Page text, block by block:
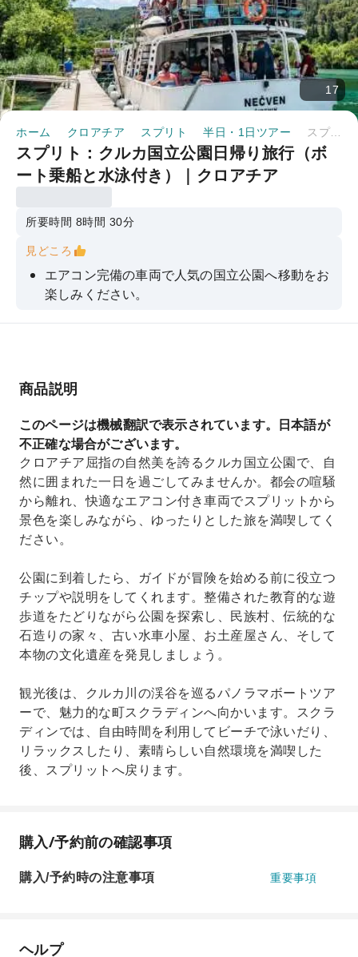
17
ホーム クロアチア スプリト 半日・1日ツアー スプリト：クルカ国立公園日帰り旅行（ボート乗船と水泳付き）｜クロアチア
スプリト：クルカ国立公園日帰り旅行（ボ
ート乗船と水泳付き）｜クロアチア
所要時間 8時間 30分
見どころ
エアコン完備の車両で人気の国立公園へ移動をお
楽しみください。
緑豊かな周囲の景色と石灰棚をお楽しみくださ
う
数々の美しい遊歩道を発見しよう。
魅力的な町スクラディンを散策し、美しい地元の
ビーチで泳ぎましょう。
商品説明
このページは機械翻訳で表示されています。日本語が
不正確な場合がございます。
クロアチア屈指の自然美を誇るクルカ国立公園で、自
然に囲まれた一日を過ごしてみませんか。都会の喧騒
から離れ、快適なエアコン付き車両でスプリットから
景色を楽しみながら、ゆったりとした旅を満喫してく
ださい。
公園に到着したら、ガイドが冒険を始める前に役立つ
チップや説明をしてくれます。整備された教育的な遊
歩道をたどりながら公園を探索し、民族村、伝統的な
石造りの家々、古い水車小屋、お土産屋さん、そして
本物の文化遺産を発見しましょう。
観光後は、クルカ川の渓谷を巡るパノラマボートツア
ーで、魅力的な町スクラディンへ向かいます。スクラ
ディンでは、自由時間を利用してビーチで泳いだり、
リラックスしたり、素晴らしい自然環境を満喫した
後、スプリットへ戻ります。
購入/予約前の確認事項
購入/予約時の注意事項 重要事項
ヘルプ